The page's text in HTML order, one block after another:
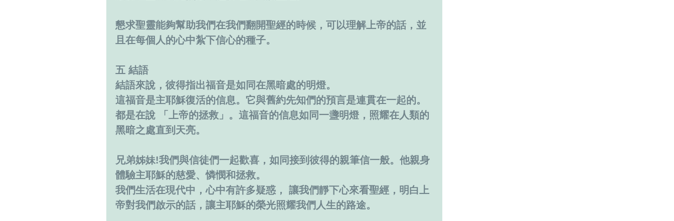
懇求聖靈能夠幫助我們在我們翻開聖經的時候，可以理解上帝的話，並
且在每個人的心中紮下信心的種子。
五 結語
結語來說，彼得指出福音是如同在黑暗處的明燈。
這福音是主耶穌復活的信息。它與舊約先知們的預言是連貫在一起的。
都是在說 「上帝的拯救」。這福音的信息如同一盞明燈，照耀在人類的
黑暗之處直到天亮。
兄弟姊妹!我們與信徒們一起歡喜，如同接到彼得的親筆信一般。他親身
體驗主耶穌的慈愛、憐憫和拯救。
我們生活在現代中，心中有許多疑惑， 讓我們靜下心來看聖經，明白上
帝對我們啟示的話，讓主耶穌的榮光照耀我們人生的路途。